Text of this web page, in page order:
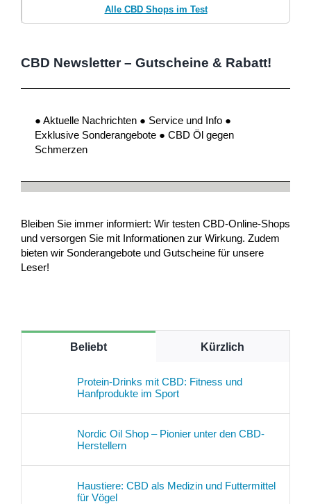
Alle CBD Shops im Test
CBD Newsletter – Gutscheine & Rabatt!
● Aktuelle Nachrichten ● Service und Info ●
Exklusive Sonderangebote ● CBD Öl gegen
Schmerzen
Bleiben Sie immer informiert: Wir testen CBD-Online-Shops
und versorgen Sie mit Informationen zur Wirkung. Zudem
bieten wir Sonderangebote und Gutscheine für unsere
Leser!
Beliebt Kürzlich
Protein-Drinks mit CBD: Fitness und
Hanfprodukte im Sport
Nordic Oil Shop – Pionier unter den CBD-
Herstellern
Haustiere: CBD als Medizin und Futtermittel
für Vögel